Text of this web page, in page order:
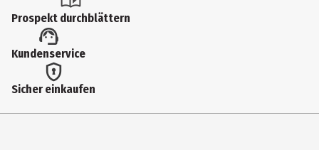
Prospekt durchblättern
Kundenservice
Sicher einkaufen